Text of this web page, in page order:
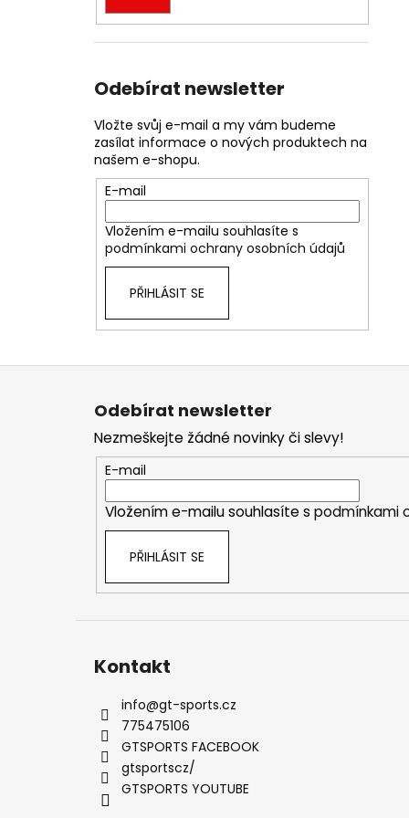
Odebírat newsletter
Vložte svůj e-mail a my vám budeme
zasílat informace o nových produktech na
našem e-shopu.
E-mail
Vložením e-mailu souhlasíte s
podmínkami ochrany osobních údajů
PŘIHLÁSIT SE
Z
Odebírat newsletter
Nezmeškejte žádné novinky či slevy!
E-mail
Vložením e-mailu souhlasíte s podmínkami
PŘIHLÁSIT SE
Kontakt
info@gt-sports.cz
775475106
GTSPORTS FACEBOOK
gtsportscz/
GTSPORTS YOUTUBE